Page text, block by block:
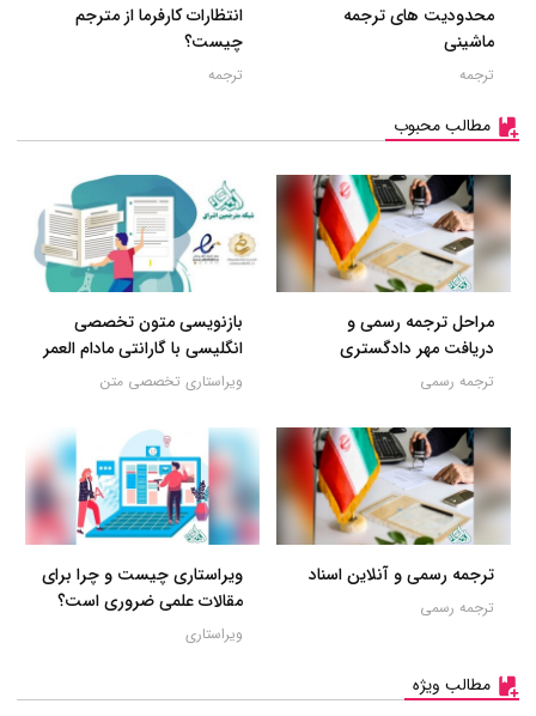
محدودیت های ترجمه
ماشینی
ترجمه
انتظارات کارفرما از مترجم
چیست؟
ترجمه
مطالب محبوب
مراحل ترجمه رسمی و
دریافت مهر دادگستری
ترجمه رسمی
بازنویسی متون تخصصی
انگلیسی با گارانتی مادام العمر
ویراستاری تخصصی متن
ترجمه رسمی و آنلاین اسناد
ترجمه رسمی
ویراستاری چیست و چرا برای
مقالات علمی ضروری است؟
ویراستاری
مطالب ویژه